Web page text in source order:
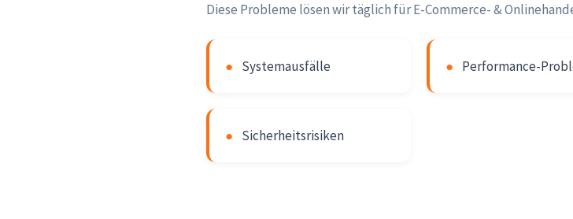
Diese Probleme lösen wir täglich für E-Commerce- &
● Systemausfälle ● Performance-
● Sicherheitsrisiken